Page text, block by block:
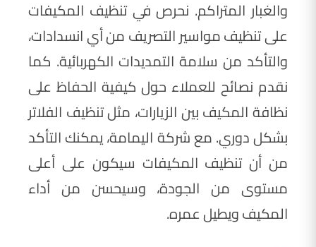
والغبار المتراكم. نحرص في تنظيف المكيفات
على تنظيف مواسير التصريف من أي انسدادات،
والتأكد من سلامة التمديدات الكهربائية. كما
نقدم نصائح للعملاء حول كيفية الحفاظ على
نظافة المكيف بين الزيارات، مثل تنظيف الفلاتر
بشكل دوري. مع شركة اليمامة، يمكنك التأكد
من أن تنظيف المكيفات سيكون على أعلى
مستوى من الجودة، وسيحسن من أداء
المكيف ويطيل عمره.